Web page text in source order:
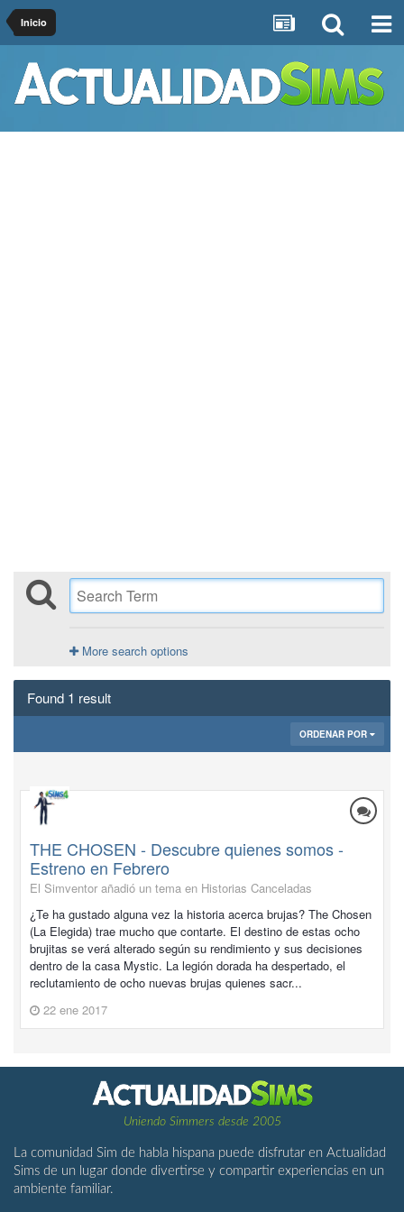
Inicio
More search options
Found 1 result
ORDENAR POR
THE CHOSEN - Descubre quienes somos -
Estreno en Febrero
El Simventor añadió un tema en Historias Canceladas
¿Te ha gustado alguna vez la historia acerca brujas? The Chosen
(La Elegida) trae mucho que contarte. El destino de estas ocho
brujitas se verá alterado según su rendimiento y sus decisiones
dentro de la casa Mystic. La legión dorada ha despertado, el
reclutamiento de ocho nuevas brujas quienes sacr...
22 ene 2017
Uniendo Simmers desde 2005
La comunidad Sim de habla hispana puede disfrutar en Actualidad
Sims de un lugar donde divertirse y compartir experiencias en un
ambiente familiar.